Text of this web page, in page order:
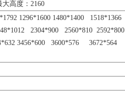
高度：2160
1296*1600 1480*1400 1518*1366
2304*900 2560*810 2592*800
3456*600 3600*576 3672*564